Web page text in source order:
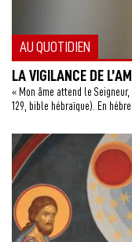
AU QUOTIDIEN
LA VIGILANCE DE
« Mon âme attend le
129, bible hébraïque). En